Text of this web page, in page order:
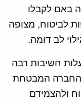
באם לקבלו
לביטוח, מצופה
לב דומה.
חשיבות רבה
החברה המבטחת
ולהצמידם